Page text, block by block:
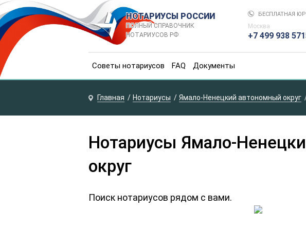
НОТАРИУСЫ РОССИИ
ПОЛНЫЙ СПРАВОЧНИК
НОТАРИУСОВ РФ
БЕСПЛАТНАЯ
Москва
+7 499 938
Советы нотариусов FAQ Документы
Главная Нотариусы Ямало-Ненецкий автономный округ
Нотариусы Ямало-
округ
Поиск нотариусов рядом с вами.